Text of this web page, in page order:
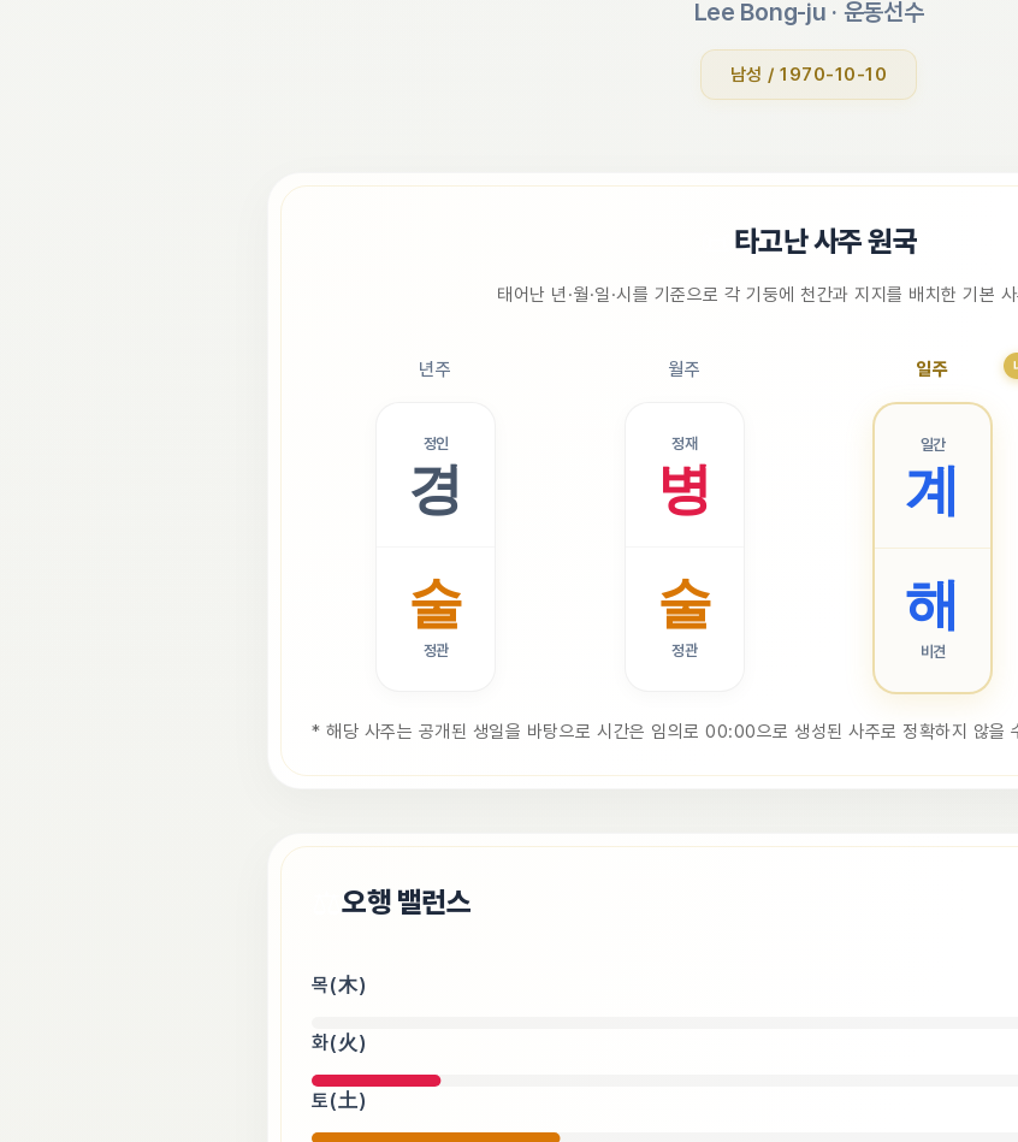
Lee Bong-ju · 운동선수
남성 / 1970-10-10
타고난 사주 원국
태어난 년·월·일·시를 기준으로 각 기둥에 천간과 지지를 배치한 기본
일주
일간
계
해
비견
월주
정재
병
술
정관
년주
정인
경
술
정관
* 해당 사주는 공개된 생일을 바탕으로 시간은 임의로 00:00으로 생성된 사주로 정확하지 않을
오행 밸런스
목(木)
화(火)
토(土)